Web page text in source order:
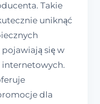
Takie
uniknąć
się w
internetowych.
dla